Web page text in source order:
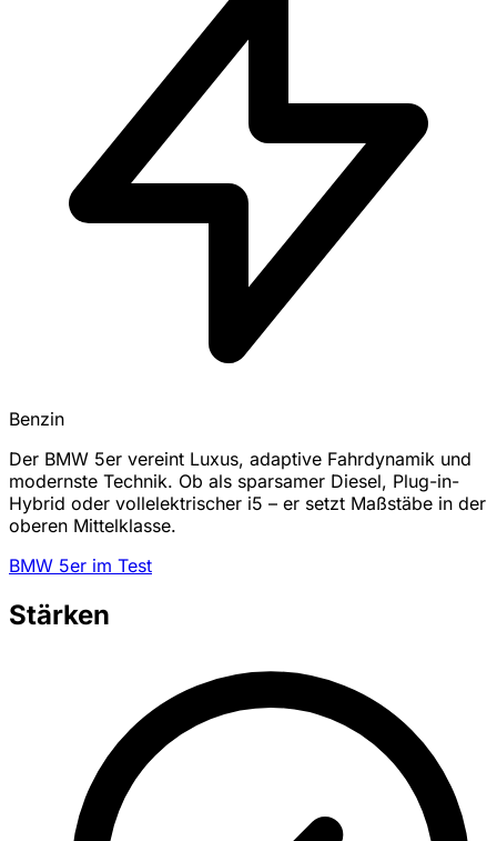
Benzin
Der BMW 5er vereint Luxus, adaptive Fahrdynamik und
modernste Technik. Ob als sparsamer Diesel, Plug-in-
Hybrid oder vollelektrischer i5 – er setzt Maßstäbe in der
oberen Mittelklasse.
BMW 5er im Test
Stärken